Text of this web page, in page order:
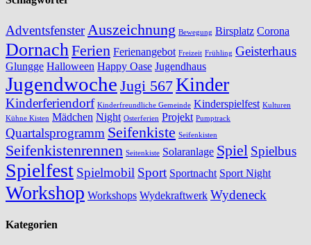
Adventsfenster Auszeichnung Bewegung Birsplatz Corona
Dornach Ferien Ferienangebot Freizeit Frühling Geisterhaus
Glungge Halloween Happy Oase Jugendhaus
Jugendwoche Jugi 567Kinder
Kinderferiendorf Kinderfreundliche Gemeinde Kinderspielfest Kulturen
Kühne Kisten Mädchen Night Osterferien Projekt Pumptrack
Quartalsprogramm Seifenkiste Seifenkisten
Seifenkistenrennen Seitenkiste Solaranlage Spiel Spielbus
Spielfest Spielmobil Sport Sportnacht Sport Night
Workshop Workshops Wydekraftwerk Wydeneck
Kategorien